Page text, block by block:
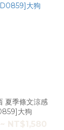
夏季條文涼感
大狗
NT$1,580